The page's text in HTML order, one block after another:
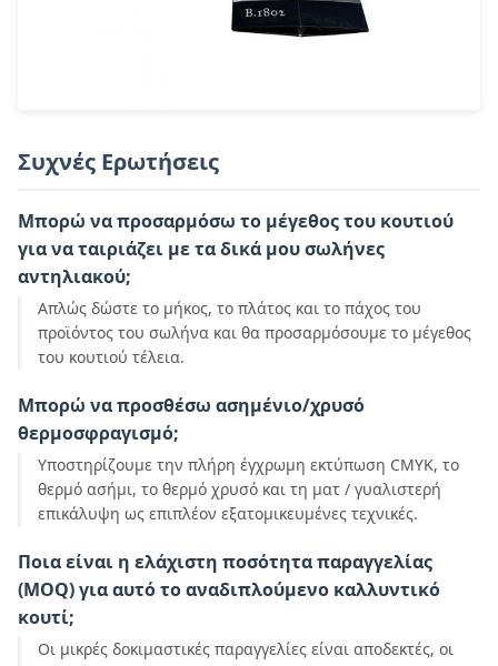
Συχνές Ερωτήσεις
Μπορώ να προσαρμόσω το μέγεθος του κουτιού
για να ταιριάζει με τα δικά μου σωλήνες
αντηλιακού;
Απλώς δώστε το μήκος, το πλάτος και το πάχος του
προϊόντος του σωλήνα και θα προσαρμόσουμε το μέγεθος
του κουτιού τέλεια.
Μπορώ να προσθέσω ασημένιο/χρυσό
θερμοσφραγισμό;
Υποστηρίζουμε την πλήρη έγχρωμη εκτύπωση CMYK, το
θερμό ασήμι, το θερμό χρυσό και τη ματ / γυαλιστερή
επικάλυψη ως επιπλέον εξατομικευμένες τεχνικές.
Ποια είναι η ελάχιστη ποσότητα παραγγελίας
(MOQ) για αυτό το αναδιπλούμενο καλλυντικό
κουτί;
Οι μικρές δοκιμαστικές παραγγελίες είναι αποδεκτές, οι